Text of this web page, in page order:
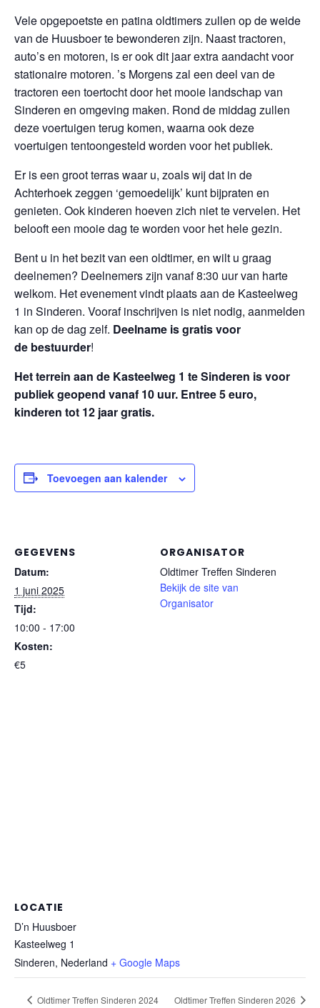
Vele opgepoetste en patina oldtimers zullen op de weide
van de Huusboer te bewonderen zijn. Naast tractoren,
auto’s en motoren, is er ook dit jaar extra aandacht voor
stationaire motoren. ’s Morgens zal een deel van de
tractoren een toertocht door het mooie landschap van
Sinderen en omgeving maken. Rond de middag zullen
deze voertuigen terug komen, waarna ook deze
voertuigen tentoongesteld worden voor het publiek.
Er is een groot terras waar u, zoals wij dat in de
Achterhoek zeggen ‘gemoedelijk’ kunt bijpraten en
genieten. Ook kinderen hoeven zich niet te vervelen. Het
belooft een mooie dag te worden voor het hele gezin.
Bent u in het bezit van een oldtimer, en wilt u graag
deelnemen? Deelnemers zijn vanaf 8:30 uur van harte
welkom. Het evenement vindt plaats aan de Kasteelweg
1 in Sinderen. Vooraf inschrijven is niet nodig, aanmelden
kan op de dag zelf. Deelname is gratis voor
de bestuurder!
Het terrein aan de Kasteelweg 1 te Sinderen is voor
publiek geopend vanaf 10 uur. Entree 5 euro,
kinderen tot 12 jaar gratis.
Toevoegen aan kalender
GEGEVENS
Datum:
1 juni 2025
Tijd:
10:00 - 17:00
Kosten:
€5
ORGANISATOR
Oldtimer Treffen Sinderen
Bekijk de site van
Organisator
LOCATIE
D’n Huusboer
Kasteelweg 1
Sinderen, Nederland + Google Maps
Oldtimer Treffen Sinderen 2024 Oldtimer Treffen Sinderen 2026